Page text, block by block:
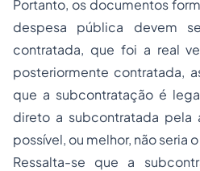
Portanto, os documentos
despesa pública devem
contratada, que foi a real
posteriormente contratada,
que a subcontratação é
direto a subcontratada pela
possível, ou melhor, não seria
Ressalta-se que a